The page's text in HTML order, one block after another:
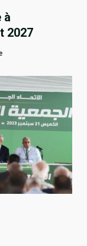
à
2027